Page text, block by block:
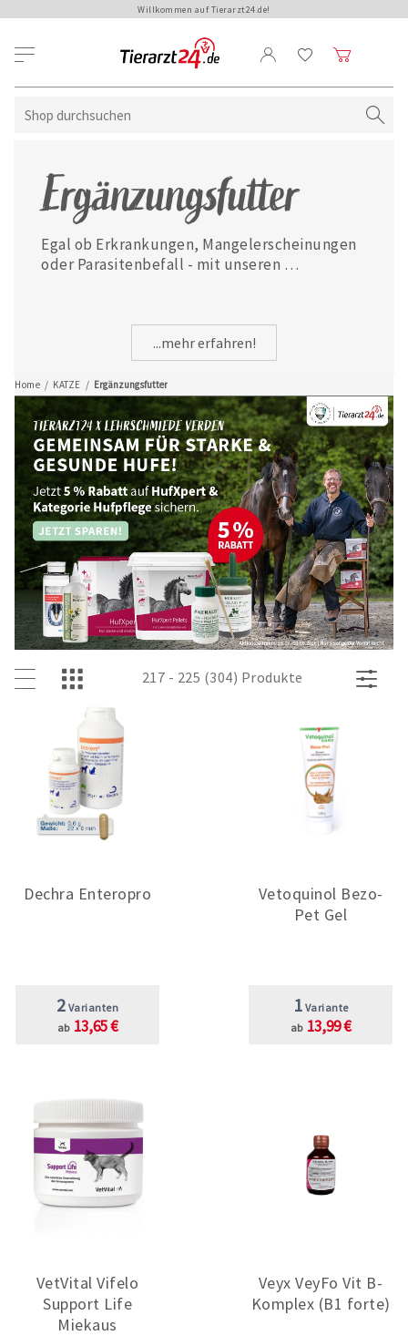
Willkommen auf Tierarzt24.de!
Home / KATZE / Ergänzungsfutter
Ergänzungsfutter
Egal ob Erkrankungen, Mangelerscheinungen
oder Parasitenbefall - mit unseren
...mehr erfahren!
217 - 225 (304) Produkte
Dechra Enteropro
2 Varianten
ab 13,65 €
Vetoquinol Bezo-
Pet Gel
1 Variante
ab 13,99 €
VetVital Vifelo
Support Life
Miekaus
Veyx VeyFo Vit B-
Komplex (B1 forte)